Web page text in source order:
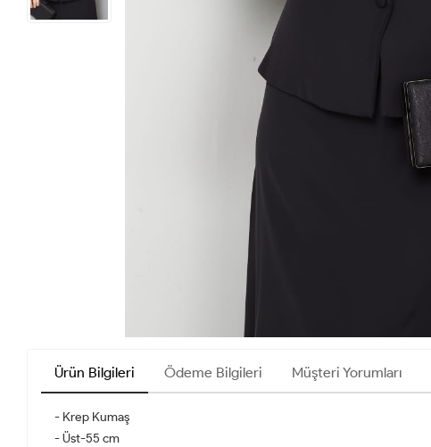
Ürün Bilgileri Ödeme Bilgileri Müşteri Yorumları
- Krep Kumaş
- Üst-55 cm